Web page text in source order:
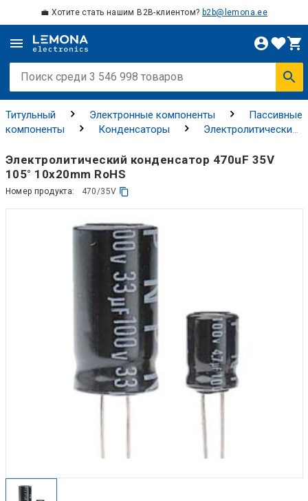
💼 Хотите стать нашим B2B-клиентом? b2b@lemona.ee
Титульный Электронные компоненты
Пассивные
компоненты
Конденсаторы
Электролитические
Электролитический конденсатор 470uF 35V
105° 10x20mm RoHS
Номер продукта: 470/35V